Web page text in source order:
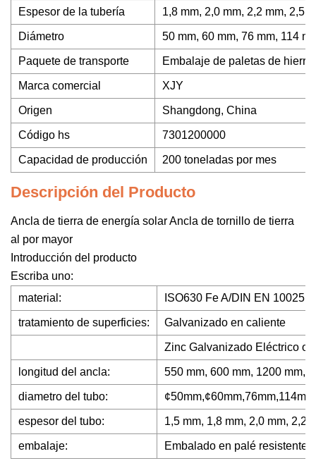
Espesor de la tubería 1,8 mm, 2,0 mm, 2,2 mm, 2,5
Diámetro 50 mm, 60 mm, 76 mm, 114
Paquete de transporte Embalaje de paletas de hierro
Marca comercial XJY
Origen Shangdong, China
Código hs 7301200000
Capacidad de producción 200 toneladas por mes
Descripción del Producto
Ancla de tierra de energía solar Ancla de tornillo de tierra
al por mayor
Introducción del producto
Escriba uno:
material:
ISO630 Fe A/DIN EN 10025
tratamiento de superficies: Galvanizado en caliente
Zinc Galvanizado Eléctrico o
longitud del ancla: 550 mm, 600 mm, 1200 mm,
diametro del tubo:
espesor del tubo: 1,5 mm, 1,8 mm, 2,0 mm, 2,2
embalaje: Embalado en palé resistente